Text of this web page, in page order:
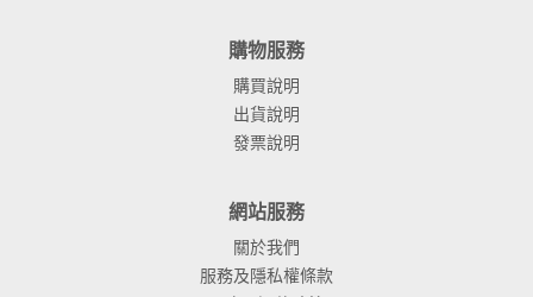
購物服務
購買說明
出貨說明
發票說明
網站服務
關於我們
服務及隱私權條款